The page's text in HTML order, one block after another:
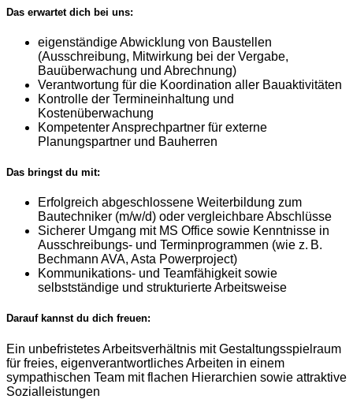
Das erwartet dich bei uns:
eigenständige Abwicklung von Baustellen
(Ausschreibung, Mitwirkung bei der Vergabe,
Bauüberwachung und Abrechnung)
Verantwortung für die Koordination aller Bauaktivitäten
Kontrolle der Termineinhaltung und
Kostenüberwachung
Kompetenter Ansprechpartner für externe
Planungspartner und Bauherren
Das bringst du mit:
Erfolgreich abgeschlossene Weiterbildung zum
Bautechniker (m/w/d) oder vergleichbare Abschlüsse
Sicherer Umgang mit MS Office sowie Kenntnisse in
Ausschreibungs- und Terminprogrammen (wie z. B.
Bechmann AVA, Asta Powerproject)
Kommunikations- und Teamfähigkeit sowie
selbstständige und strukturierte Arbeitsweise
Darauf kannst du dich freuen:
Ein unbefristetes Arbeitsverhältnis mit Gestaltungsspielraum
für freies, eigenverantwortliches Arbeiten in einem
sympathischen Team mit flachen Hierarchien sowie attraktive
Sozialleistungen